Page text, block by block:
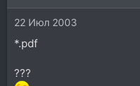
22 Июл 2003
*.pdf
???